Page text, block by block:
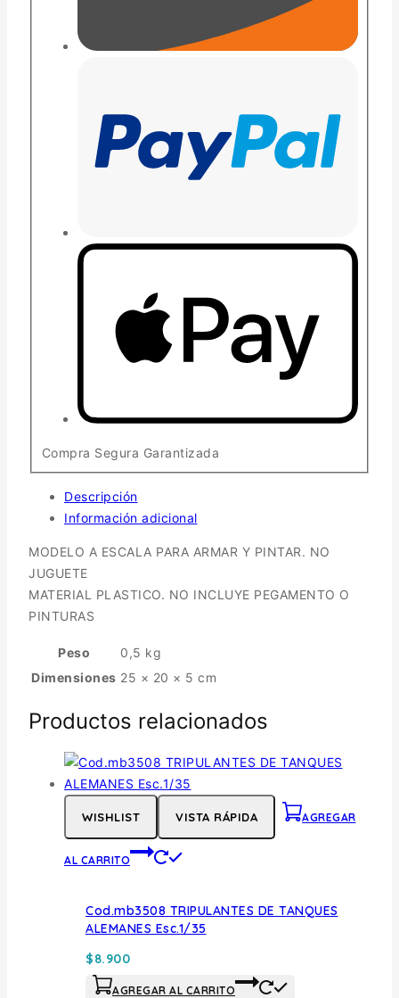
Compra Segura Garantizada
Descripción
Información adicional
MODELO A ESCALA PARA ARMAR Y PINTAR. NO
JUGUETE
MATERIAL PLASTICO. NO INCLUYE PEGAMENTO O
PINTURAS
Peso
0,5 kg
Dimensiones 25 × 20 × 5 cm
Productos relacionados
WISHLIST VISTA RÁPIDA AGREGAR
AL CARRITO
Cod.mb3508 TRIPULANTES DE TANQUES
ALEMANES Esc.1/35
$8.900
AGREGAR AL CARRITO